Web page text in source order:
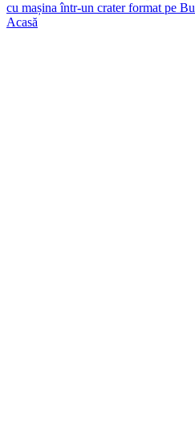
cu mașina într-un crater format pe
Acasă